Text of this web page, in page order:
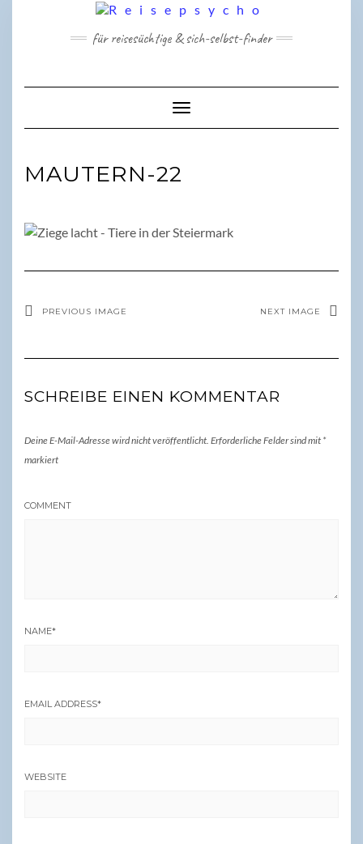
für reisesüchtige & sich-selbst-finder
Toggle Navigation
MAUTERN-22
PREVIOUS IMAGE NEXT IMAGE
SCHREIBE EINEN KOMMENTAR
Deine E-Mail-Adresse wird nicht veröffentlicht. Erforderliche Felder sind mit *
markiert
COMMENT
NAME*
EMAIL ADDRESS*
WEBSITE